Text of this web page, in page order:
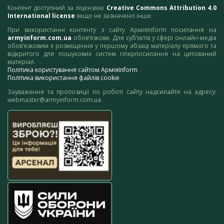
Контент доступний за ліцензією Creative Commons Attribution 4.0
International license якщо не зазначено інше.
При використанні контенту з сайту АрміяInform посилання на
armyinform.com.ua обов’язкове. Для суб’єктів у сфері онлайн-медіа
обов’язковим є розміщення у першому абзаці матеріалу прямого та
відкритого для пошукових систем гіперпосилання на цитований
матеріал.
Політика користування сайтом АрміяInform
Політика використання файлів cookie
Зауваження та пропозиції по роботі сайту надсилайте на адресу:
webmaster@armyinform.com.ua